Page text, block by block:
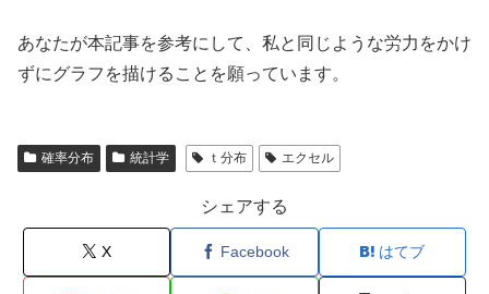
あなたが本記事を参考にして、私と同じような労力をかけ
ずにグラフを描けることを願っています。
確率分布 統計学 ｔ分布 エクセル
シェアする
X Facebook はてブ